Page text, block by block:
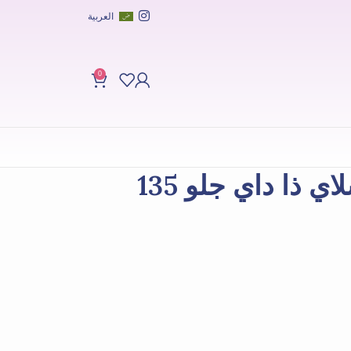
العربية
0
ريكسكين صابون سلاي ذا داي جلو 135